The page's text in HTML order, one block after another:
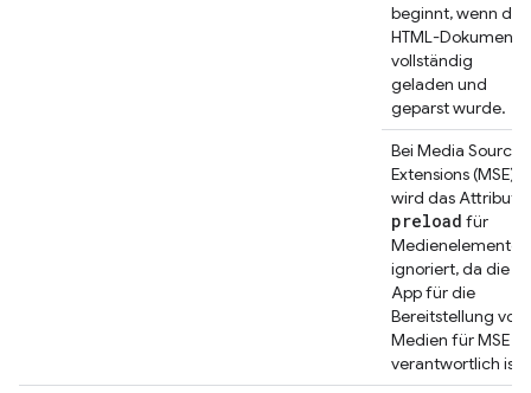
beginnt, wenn das
HTML-Dokument
vollständig
geladen und
geparst wurde.
Bei Media Source
Extensions (MSE)
wird das Attribut
preload für
Medienelemente
ignoriert, da die
App für die
Bereitstellung von
Medien für MSE
verantwortlich ist.